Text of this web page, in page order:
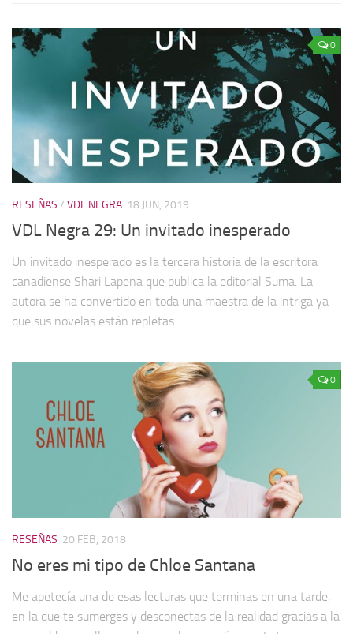
0
RESEÑAS / VDL NEGRA 18 JUN, 2019
VDL Negra 29: Un invitado inesperado
Un invitado inesperado es la tercera historia de la escritora
canadiense Shari Lapena que publica la editorial Suma. La
autora se ha convertido en toda una maestra de la intriga ya
que sus novelas están repletas...
0
RESEÑAS 20 FEB, 2018
No eres mi tipo de Chloe Santana
Me apetecía una de esas lecturas que terminas en una tarde,
en la que te sumerges y desconectas de la realidad gracias a la